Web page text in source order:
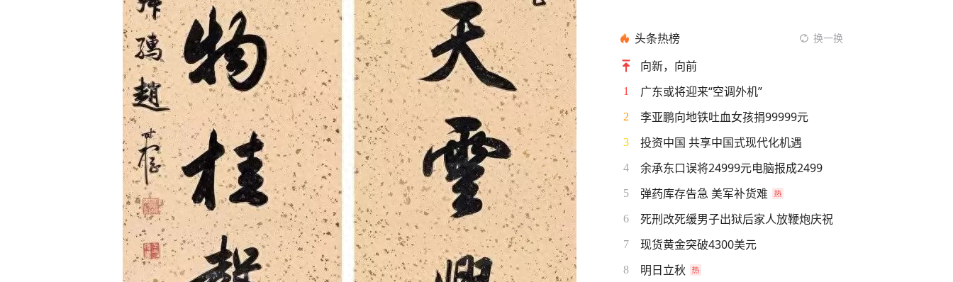
头条热榜 换一换
向新，向前
1 广东或将迎来“空调外机”
2 李亚鹏向地铁吐血女孩捐99999元
3 投资中国 共享中国式现代化机遇
4 余承东口误将24999元电脑报成2499
5 弹药库存告急 美军补货难
6 死刑改死缓男子出狱后家人放鞭炮庆祝
7 现货黄金突破4300美元
8 明日立秋